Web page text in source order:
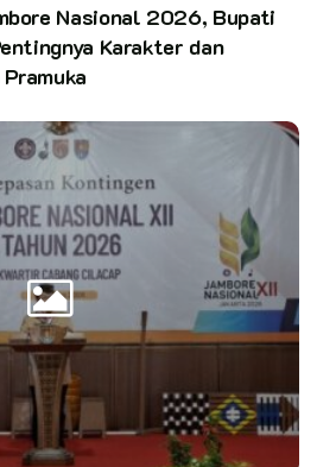
Nasional 2026, Bupati
Karakter dan